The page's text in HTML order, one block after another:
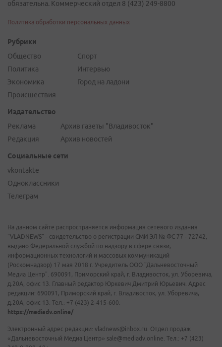
обязательна. Коммерческий отдел 8 (423) 249-8800
Политика обработки персональных данных
Рубрики
Общество
Политика
Экономика
Происшествия
Спорт
Интервью
Город на ладони
Издательство
Реклама
Редакция
Архив газеты "Владивосток"
Архив новостей
Социальные сети
vkontakte
Одноклассники
Телеграм
На данном сайте распространяется информация сетевого издания
"VLADNEWS" - свидетельство о регистрации СМИ ЭЛ № ФС 77 - 72742,
выдано Федеральной службой по надзору в сфере связи,
информационных технологий и массовых коммуникаций
(Роскомнадзор) 17 мая 2018 г. Учредитель ООО "Дальневосточный
Медиа Центр". 690091, Приморский край, г. Владивосток, ул. Уборевича,
д.20А, офис 13. Главный редактор Юркевич Дмитрий Юрьевич. Адрес
редакции: 690091, Приморский край, г. Владивосток, ул. Уборевича,
д.20А, офис 13. Тел.: +7 (423) 2-415-600.
https://mediadv.online/
Электронный адрес редакции: vladnews@inbox.ru. Отдел продаж
«Дальневосточный Медиа Центр» sale@mediadv.online. Тел.: +7 (423)